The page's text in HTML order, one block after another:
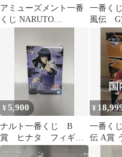
アミューズメント一番
くじ NARUTO
一番く
風伝 G
っこ
ン
¥5,900
ナルト一番くじ B
賞 ヒナタ フィギュ
ア
¥
一番く
伝 A賞
仙人モー